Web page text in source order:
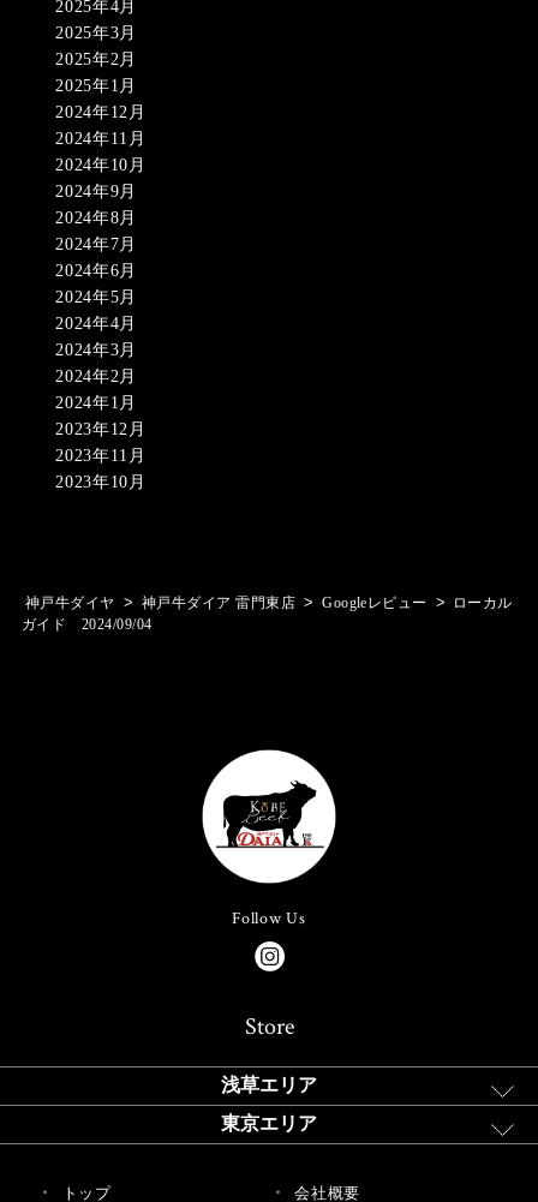
2025年4月
2025年3月
2025年2月
2025年1月
2024年12月
2024年11月
2024年10月
2024年9月
2024年8月
2024年7月
2024年6月
2024年5月
2024年4月
2024年3月
2024年2月
2024年1月
2023年12月
2023年11月
2023年10月
神戸牛ダイヤ > 神戸牛ダイア 雷門東店 > Googleレビュー >
ローカル
ガイド 2024/09/04
Follow Us
Store
浅草エリア
東京エリア
トップ 会社概要